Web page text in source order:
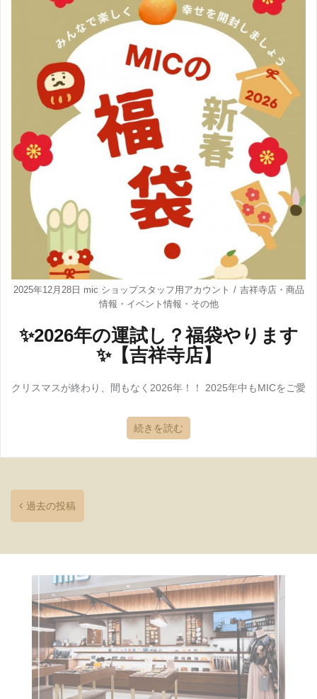
2025年12月28日 mic ショップスタッフ用アカウント 吉祥寺店・ 商品
情報 ・ イベント情報 ・ その他
✨2026年の運試し？福袋やります
✨【吉祥寺店】
クリスマスが終わり、間もなく2026年！！ 2025年中もMICをご愛
続きを読む
過去の投稿